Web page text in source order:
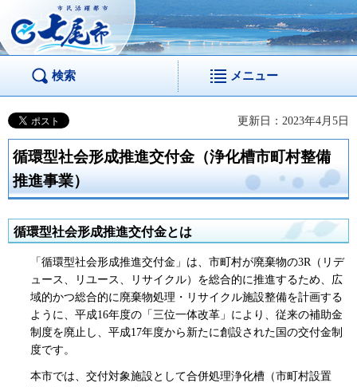
市民活躍都市 七尾
市
検索 メニュー
更新日：2023年4月5日
循環型社会形成推進交付金（浄化槽市町村整備
推進事業）
循環型社会形成推進交付金とは
「循環型社会形成推進交付金」は、市町村が廃棄物の3R（リデ
ュース、リユース、リサイクル）を総合的に推進するため、広
域的かつ総合的に廃棄物処理・リサイクル施設整備を計画する
ように、平成16年度の「三位一体改革」により、従来の補助金
制度を廃止し、平成17年度から新たに創設された国の交付金制
度です。
本市では、交付対象施設として合併処理浄化槽（市町村設置